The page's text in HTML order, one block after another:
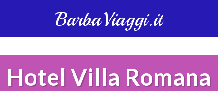
BarbaViaggi.it
Hotel Villa Romana